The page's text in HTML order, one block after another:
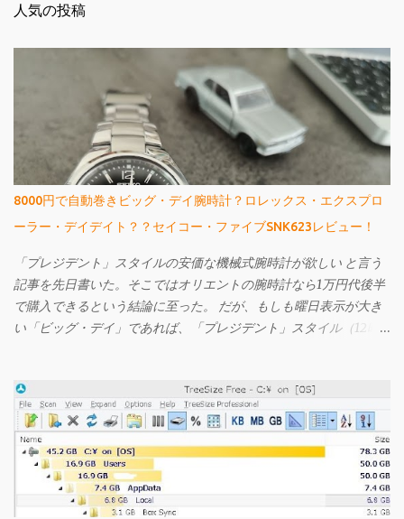
人気の投稿
8000円で自動巻きビッグ・デイ腕時計？ロレックス・エクスプロ
ーラー・デイデイト？？セイコー・ファイブSNK623レビュー！
「プレジデント」スタイルの安価な機械式腕時計が欲しい と言う
記事を先日書いた。そこではオリエントの腕時計なら1万円代後半
で購入できるという結論に至った。 だが、もしも曜日表示が大き
い「ビッグ・デイ」であれば、「プレジデント」スタイル（12時
今回ご紹介するセイコー・ファイブのSNK623だ。購入してから文
字盤がエクスプローラーに酷似していることに気づいたが、なか
なか個性的で値段も激安の憎めないやつなんですよ。